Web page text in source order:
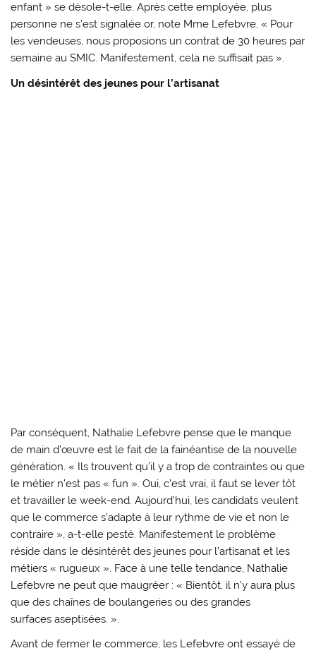
enfant » se désole-t-elle. Après cette employée, plus
personne ne s’est signalée or, note Mme Lefebvre, « Pour
les vendeuses, nous proposions un contrat de 30 heures par
semaine au SMIC. Manifestement, cela ne suffisait pas ».
Un désintérêt des jeunes pour l’artisanat
Par conséquent, Nathalie Lefebvre pense que le manque
de main d’œuvre est le fait de la fainéantise de la nouvelle
génération. « Ils trouvent qu’il y a trop de contraintes ou que
le métier n’est pas « fun ». Oui, c’est vrai, il faut se lever tôt
et travailler le week-end. Aujourd’hui, les candidats veulent
que le commerce s’adapte à leur rythme de vie et non le
contraire », a-t-elle pesté. Manifestement le problème
réside dans le désintérêt des jeunes pour l’artisanat et les
métiers « rugueux ». Face à une telle tendance, Nathalie
Lefebvre ne peut que maugréer : « Bientôt, il n’y aura plus
que des chaînes de boulangeries ou des grandes
surfaces aseptisées. ».
Avant de fermer le commerce, les Lefebvre ont essayé de